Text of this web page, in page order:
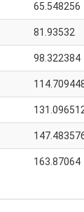
65.548256
81.93532
98.322384
163.87064